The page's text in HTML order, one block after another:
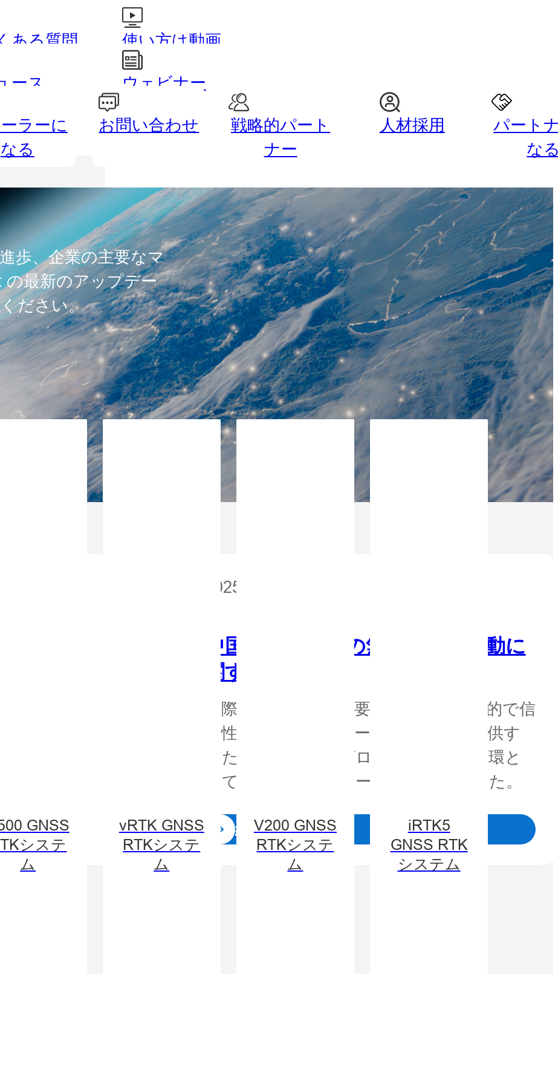
ッ
GNSS
システ
ム
vRTK GNSS
RTKシステ
ム
V200 GNSS
RTKシステ
ム
iRTK5
GNSS RTK
システム
路測量 農業
ある質問
使い方は動画
で
ース ウェビナー
ラーに
なる
お問い合わせ
戦略的パート
ナー
人材採用
パート
な
歩、企業の主要なマ
の最新のアップデー
ださい。
2025 年 6 月 10 日
中国本土以外での無許可販売活動に
関する声明
国際的なユーザーの要望に応え、専門的で信
頼性の高い製品とサービスを確実に提供す
るために、当社はグローバル展開の一環と
して販売店ネットワークを確立しました。
続きを読む